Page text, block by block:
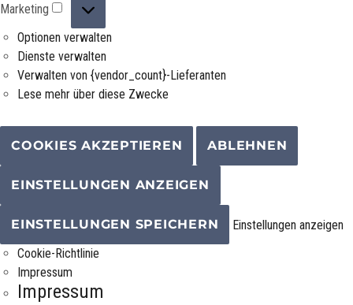
Marketing
Optionen verwalten
Dienste verwalten
Verwalten von {vendor_count}-Lieferanten
Lese mehr über diese Zwecke
COOKIES AKZEPTIEREN ABLEHNEN
EINSTELLUNGEN ANZEIGEN
EINSTELLUNGEN SPEICHERN
Einstellungen anzeigen
Cookie-Richtlinie
Impressum
Impressum